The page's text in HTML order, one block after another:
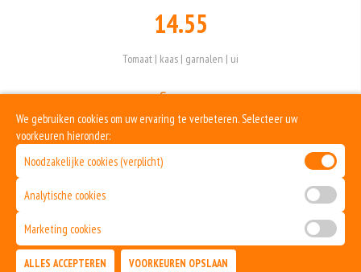
14.55
Tomaat | kaas | garnalen | ui
Sauzen
We gebruiken cookies om uw ervaring te verbeteren. Selecteer uw
voorkeuren hieronder:
Noodzakelijke cookies (verplicht)
Analytische cookies
Marketing cookies
ALLES ACCEPTEREN VOORKEUREN OPSLAAN